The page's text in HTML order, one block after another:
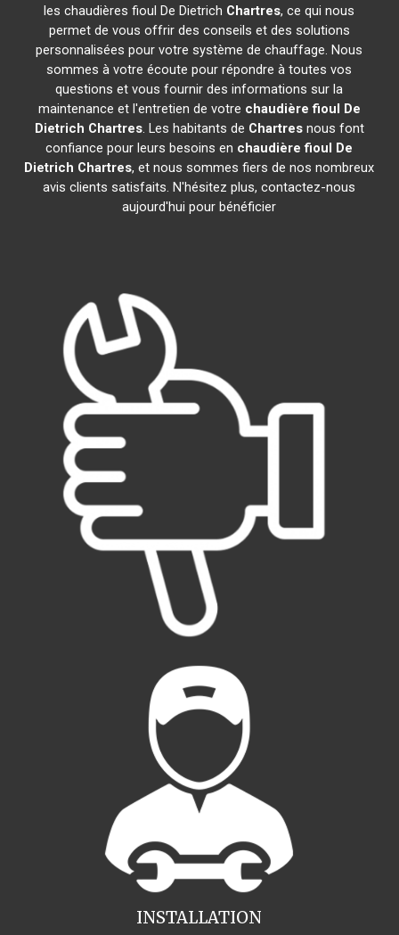
les chaudières fioul De Dietrich Chartres, ce qui nous
permet de vous offrir des conseils et des solutions
personnalisées pour votre système de chauffage. Nous
sommes à votre écoute pour répondre à toutes vos
questions et vous fournir des informations sur la
maintenance et l'entretien de votre chaudière fioul De
Dietrich Chartres. Les habitants de Chartresnous font
confiance pour leurs besoins en chaudière fioul De
Dietrich Chartres, et nous sommes fiers de nos nombreux
avis clients satisfaits. N'hésitez plus, contactez-nous
aujourd'hui pour bénéficier
INSTALLATION